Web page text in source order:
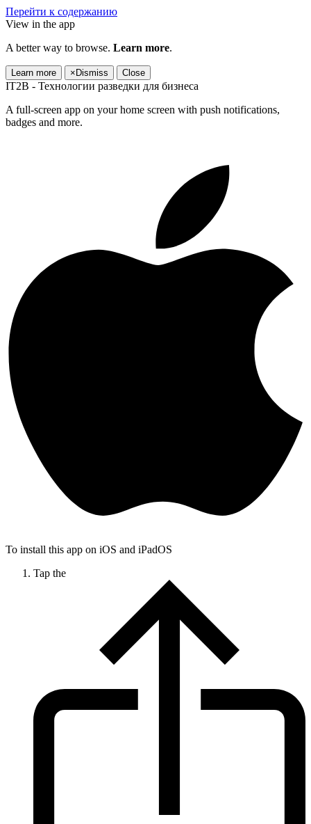
Перейти к содержанию
View in the app
A better way to browse. Learn more.
Learn more × Dismiss Close
IT2B - Технологии разведки для бизнеса
A full-screen app on your home screen with push notifications,
badges and more.
To install this app on iOS and iPadOS
Tap the